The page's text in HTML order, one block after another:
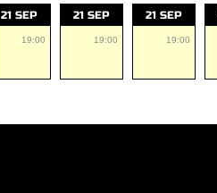
21 SEP
19:00
21 SEP
19:00
21 SEP
19:00